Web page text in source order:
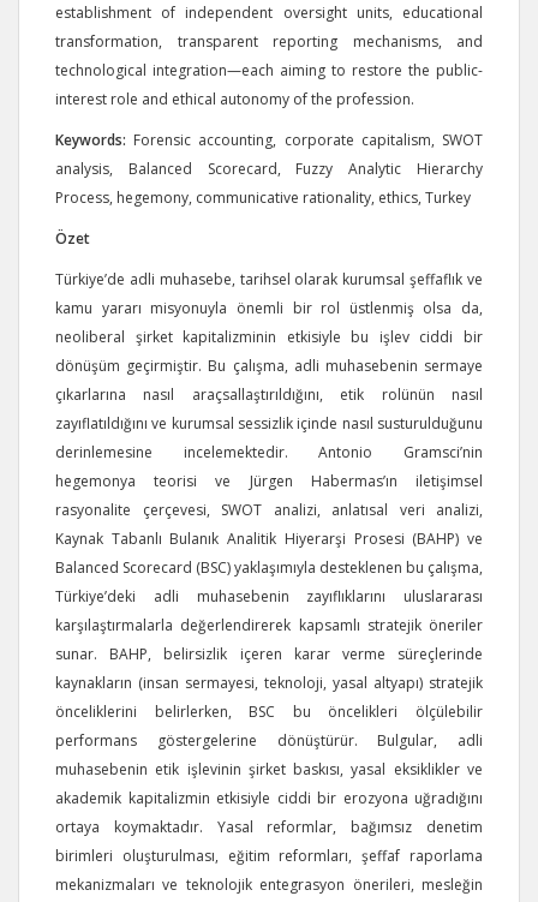
establishment of independent oversight units, educational
transformation, transparent reporting mechanisms, and
technological integration—each aiming to restore the public-
interest role and ethical autonomy of the profession.
Keywords: Forensic accounting, corporate capitalism, SWOT
analysis, Balanced Scorecard, Fuzzy Analytic Hierarchy
Process, hegemony, communicative rationality, ethics, Turkey
Özet
Türkiye’de adli muhasebe, tarihsel olarak kurumsal şeffaflık ve
kamu yararı misyonuyla önemli bir rol üstlenmiş olsa da,
neoliberal şirket kapitalizminin etkisiyle bu işlev ciddi bir
dönüşüm geçirmiştir. Bu çalışma, adli muhasebenin sermaye
çıkarlarına nasıl araçsallaştırıldığını, etik rolünün nasıl
zayıflatıldığını ve kurumsal sessizlik içinde nasıl susturulduğunu
derinlemesine incelemektedir. Antonio Gramsci’nin
hegemonya teorisi ve Jürgen Habermas’ın iletişimsel
rasyonalite çerçevesi, SWOT analizi, anlatısal veri analizi,
Kaynak Tabanlı Bulanık Analitik Hiyerarşi Prosesi (BAHP) ve
Balanced Scorecard (BSC) yaklaşımıyla desteklenen bu çalışma,
Türkiye’deki adli muhasebenin zayıflıklarını uluslararası
karşılaştırmalarla değerlendirerek kapsamlı stratejik öneriler
sunar. BAHP, belirsizlik içeren karar verme süreçlerinde
kaynakların (insan sermayesi, teknoloji, yasal altyapı) stratejik
önceliklerini belirlerken, BSC bu öncelikleri ölçülebilir
performans göstergelerine dönüştürür. Bulgular, adli
muhasebenin etik işlevinin şirket baskısı, yasal eksiklikler ve
akademik kapitalizmin etkisiyle ciddi bir erozyona uğradığını
ortaya koymaktadır. Yasal reformlar, bağımsız denetim
birimleri oluşturulması, eğitim reformları, şeffaf raporlama
mekanizmaları ve teknolojik entegrasyon önerileri, mesleğin